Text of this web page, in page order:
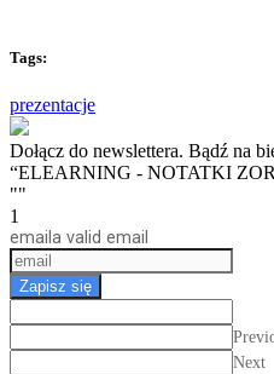
Tags:
prezentacje
Dołącz do newslettera. Bądź na
“ELEARNING - NOTATKI
""
1
email a valid email
Zapisz się
Next